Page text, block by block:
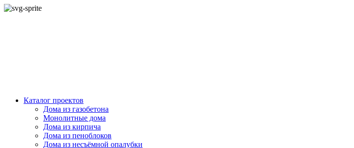
Каталог проектов
Дома из газобетона
Монолитные дома
Дома из кирпича
Дома из пеноблоков
Дома из несъёмной опалубки